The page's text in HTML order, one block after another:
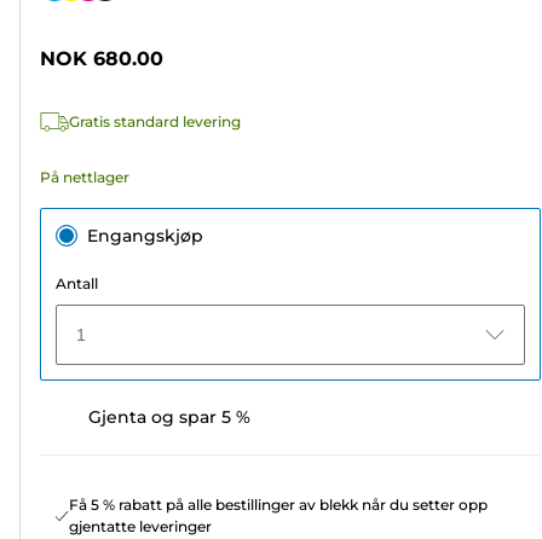
1587
NOK 680.00
Gratis standard levering
På nettlager
Engangskjøp
Antall
1
Gjenta og spar 5 %
Få 5 % rabatt på alle bestillinger av blekk når du setter opp
gjentatte leveringer